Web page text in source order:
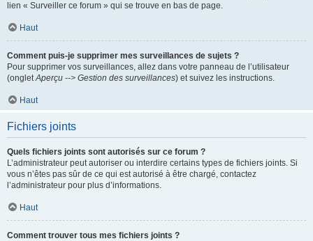
lien « Surveiller ce forum » qui se trouve en bas de page.
Haut
Comment puis-je supprimer mes surveillances de sujets ?
Pour supprimer vos surveillances, allez dans votre panneau de l’utilisateur
(ongletAperçu --> Gestion des surveillances) et suivez les instructions.
Haut
Fichiers joints
Quels fichiers joints sont autorisés sur ce forum ?
L’administrateur peut autoriser ou interdire certains types de fichiers joints. Si
vous n’êtes pas sûr de ce qui est autorisé à être chargé, contactez
l’administrateur pour plus d’informations.
Haut
Comment trouver tous mes fichiers joints ?